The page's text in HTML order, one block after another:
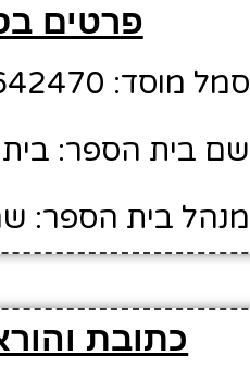
פרטים
סמל מוסד: 10642470
שם בית הספר:
מנהל בית הספר:
כתובת